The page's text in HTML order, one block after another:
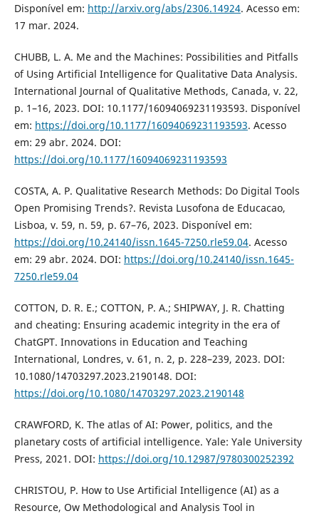
Disponível em: http://arxiv.org/abs/2306.14924. Acesso em:
17 mar. 2024.
CHUBB, L. A. Me and the Machines: Possibilities and Pitfalls
of Using Artificial Intelligence for Qualitative Data Analysis.
International Journal of Qualitative Methods, Canada, v. 22,
p. 1–16, 2023. DOI: 10.1177/16094069231193593. Disponível
em: https://doi.org/10.1177/16094069231193593. Acesso
em: 29 abr. 2024. DOI:
https://doi.org/10.1177/16094069231193593
COSTA, A. P. Qualitative Research Methods: Do Digital Tools
Open Promising Trends?. Revista Lusofona de Educacao,
Lisboa, v. 59, n. 59, p. 67–76, 2023. Disponível em:
https://doi.org/10.24140/issn.1645-7250.rle59.04. Acesso
em: 29 abr. 2024. DOI: https://doi.org/10.24140/issn.1645-
7250.rle59.04
COTTON, D. R. E.; COTTON, P. A.; SHIPWAY, J. R. Chatting
and cheating: Ensuring academic integrity in the era of
ChatGPT. Innovations in Education and Teaching
International, Londres, v. 61, n. 2, p. 228–239, 2023. DOI:
10.1080/14703297.2023.2190148. DOI:
https://doi.org/10.1080/14703297.2023.2190148
CRAWFORD, K. The atlas of AI: Power, politics, and the
planetary costs of artificial intelligence. Yale: Yale University
Press, 2021. DOI: https://doi.org/10.12987/9780300252392
CHRISTOU, P. How to Use Artificial Intelligence (AI) as a
Resource, Ow Methodological and Analysis Tool in